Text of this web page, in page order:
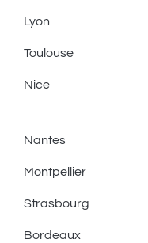
Lyon
Toulouse
Nice
Nantes
Montpellier
Strasbourg
Bordeaux